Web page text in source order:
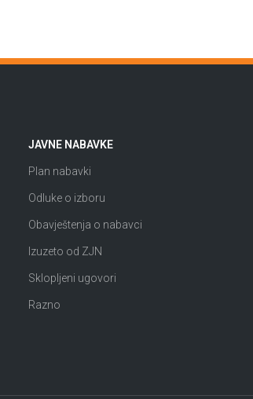
JAVNE NABAVKE
Plan nabavki
Odluke o izboru
Obavještenja o nabavci
Izuzeto od ZJN
Sklopljeni ugovori
Razno